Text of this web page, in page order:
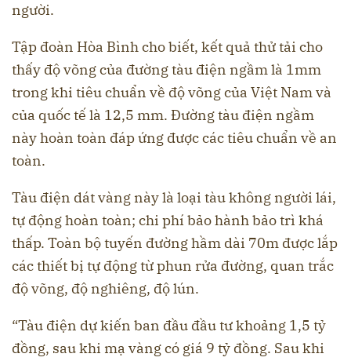
người.
Tập đoàn Hòa Bình cho biết, kết quả thử tải cho
thấy độ võng của đường tàu điện ngầm là 1mm
trong khi tiêu chuẩn về độ võng của Việt Nam và
của quốc tế là 12,5 mm. Đường tàu điện ngầm
này hoàn toàn đáp ứng được các tiêu chuẩn về an
toàn.
Tàu điện dát vàng này là loại tàu không người lái,
tự động hoàn toàn; chi phí bảo hành bảo trì khá
thấp. Toàn bộ tuyến đường hầm dài 70m được lắp
các thiết bị tự động từ phun rửa đường, quan trắc
độ võng, độ nghiêng, độ lún.
“Tàu điện dự kiến ban đầu đầu tư khoảng 1,5 tỷ
đồng, sau khi mạ vàng có giá 9 tỷ đồng. Sau khi